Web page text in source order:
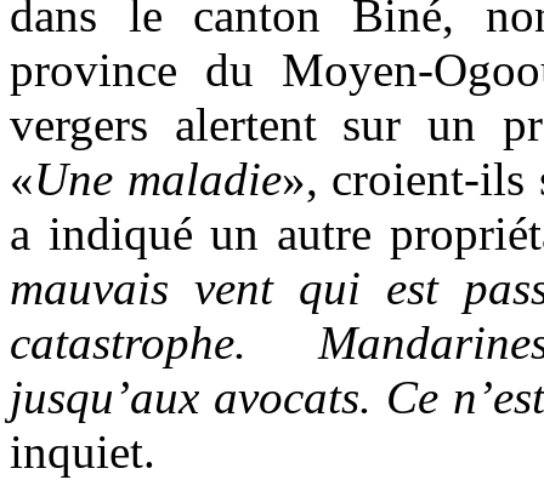
dans le canton Biné,
province du Moyen-
vergers alertent sur un
«Une maladie», croient-ils
a indiqué un autre
mauvais vent qui est
catastrophe.
jusqu’aux avocats. Ce
inquiet.